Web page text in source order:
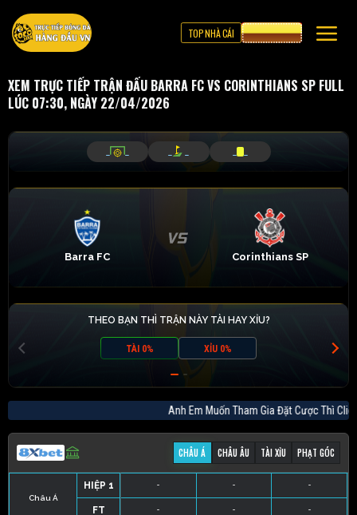
TOP NHÀ CÁI CƯỢC 8XBET
XEM TRỰC TIẾP TRẬN ĐẤU BARRA FC VS CORINTHIANS SP FULL
LÚC 07:30, NGÀY 22/04/2026
_ _
Barra FC Corinthians SP
THEO BẠN THÌ TRẬN NÀY TÀI HAY XỈU?
TÀI 0% XỈU 0%
Anh Em Muốn Tham Gia Đặt Cược
CHÂU Á CHÂU ÂU TÀI XỈU PHẠT GÓC
Châu Á
HIỆP 1
FT
- - -
- - -